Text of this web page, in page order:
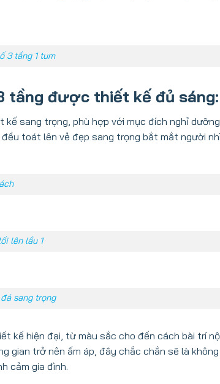
3 tầng 1 tum
tầng được thiết kế đủ sáng:
kế sang trọng, phù hợp với mục đích nghỉ
toát lên vẻ đẹp sang trọng bắt mắt người
lên lầu 1
sang trọng
kế hiện đại, từ màu sắc cho đến cách bài trí
gian trở nên ấm áp, đây chắc chắn sẽ là
cảm gia đình.